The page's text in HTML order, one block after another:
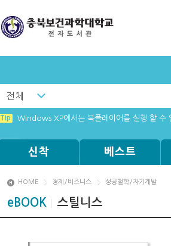
전체
Tip Windows XP에서는 북플레이어를 실행 할
신착 베스트
HOME 경제/비즈니스 성공철학/자기계발
eBOOK 스틸니스